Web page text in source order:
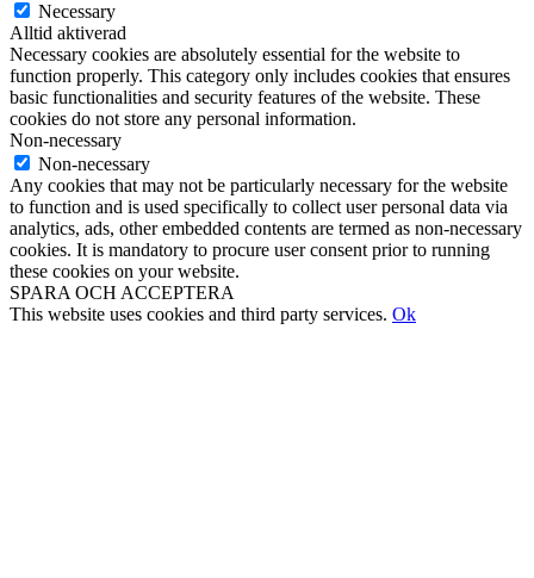
Necessary
Alltid aktiverad
Necessary cookies are absolutely essential for the website to
function properly. This category only includes cookies that ensures
basic functionalities and security features of the website. These
cookies do not store any personal information.
Non-necessary
Non-necessary
Any cookies that may not be particularly necessary for the website
to function and is used specifically to collect user personal data via
analytics, ads, other embedded contents are termed as non-necessary
cookies. It is mandatory to procure user consent prior to running
these cookies on your website.
SPARA OCH ACCEPTERA
This website uses cookies and third party services. Ok